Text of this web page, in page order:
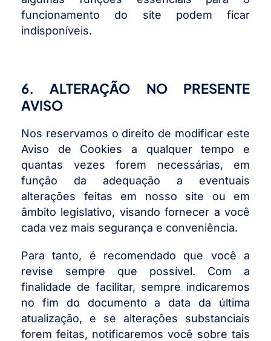
funcionamento do site podem ficar
indisponíveis.
6. ALTERAÇÃO NO PRESENTE
AVISO
Nos reservamos o direito de modificar este
Aviso de Cookies a qualquer tempo e
quantas vezes forem necessárias, em
função da adequação a eventuais
alterações feitas em nosso site ou em
âmbito legislativo, visando fornecer a você
cada vez mais segurança e conveniência.
Para tanto, é recomendado que você a
revise sempre que possível. Com a
finalidade de facilitar, sempre indicaremos
no fim do documento a data da última
atualização, e se alterações substanciais
forem feitas, notificaremos você sobre tais